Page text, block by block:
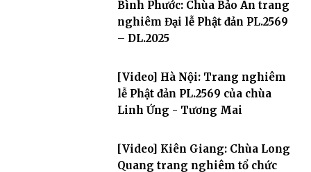
Bình Phước: Chùa Bảo An trang
nghiêm Đại lễ Phật đản PL.2569
– DL.2025
[Video] Hà Nội: Trang nghiêm
lễ Phật đản PL.2569 của chùa
Linh Ứng - Tương Mai
[Video] Kiên Giang: Chùa Long
Quang trang nghiêm tổ chức